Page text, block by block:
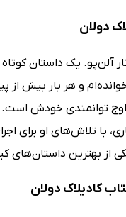
دولان
آلن‌پو. یک داستان کوتاه
خوانده‌ام و هر بار
اوج توانمندی خودش
با تلاش‌های او برای
از بهترین داستان‌های
کادیلاک دولان